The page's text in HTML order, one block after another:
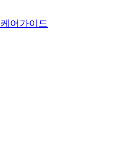
케어가이드